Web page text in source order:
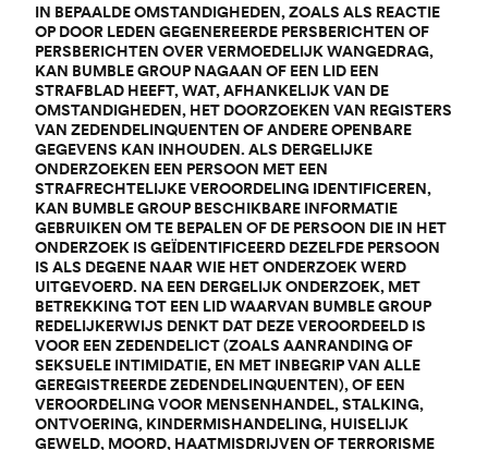
IN BEPAALDE OMSTANDIGHEDEN, ZOALS ALS REACTIE
OP DOOR LEDEN GEGENEREERDE PERSBERICHTEN OF
PERSBERICHTEN OVER VERMOEDELIJK WANGEDRAG,
KAN BUMBLE GROUP NAGAAN OF EEN LID EEN
STRAFBLAD HEEFT, WAT, AFHANKELIJK VAN DE
OMSTANDIGHEDEN, HET DOORZOEKEN VAN REGISTERS
VAN ZEDENDELINQUENTEN OF ANDERE OPENBARE
GEGEVENS KAN INHOUDEN. ALS DERGELIJKE
ONDERZOEKEN EEN PERSOON MET EEN
STRAFRECHTELIJKE VEROORDELING IDENTIFICEREN,
KAN BUMBLE GROUP BESCHIKBARE INFORMATIE
GEBRUIKEN OM TE BEPALEN OF DE PERSOON DIE IN HET
ONDERZOEK IS GEÏDENTIFICEERD DEZELFDE PERSOON
IS ALS DEGENE NAAR WIE HET ONDERZOEK WERD
UITGEVOERD. NA EEN DERGELIJK ONDERZOEK, MET
BETREKKING TOT EEN LID WAARVAN BUMBLE GROUP
REDELIJKERWIJS DENKT DAT DEZE VEROORDEELD IS
VOOR EEN ZEDENDELICT (ZOALS AANRANDING OF
SEKSUELE INTIMIDATIE, EN MET INBEGRIP VAN ALLE
GEREGISTREERDE ZEDENDELINQUENTEN), OF EEN
VEROORDELING VOOR MENSENHANDEL, STALKING,
ONTVOERING, KINDERMISHANDELING, HUISELIJK
GEWELD, MOORD, HAATMISDRIJVEN OF TERRORISME